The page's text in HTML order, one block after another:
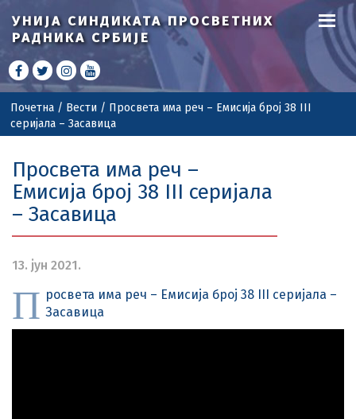
УНИЈА СИНДИКАТАПРОСВЕТНИХ
РАДНИКА СРБИЈЕ
Почетна / Вести / Просвета има реч – Емисија број 38 III
серијала – Засавица
Просвета има реч –
Емисија број 38 III серијала
– Засавица
13. јун 2021.
П росвета има реч – Емисија број 38 III серијала –
Засавица